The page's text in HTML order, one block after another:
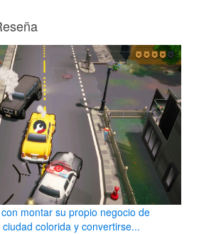
montar su propio negocio de
colorida y convertirse...